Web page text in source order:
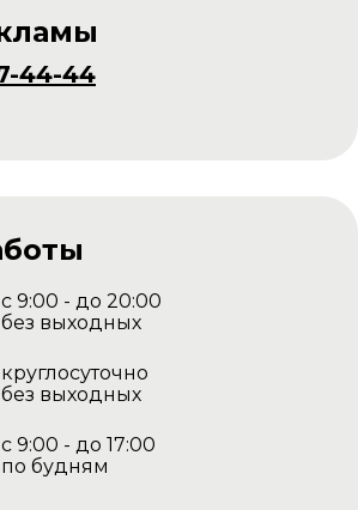
44-44
с 9:00 - до 20:00
без выходных
круглосуточно
без выходных
с 9:00 - до 17:00
по будням